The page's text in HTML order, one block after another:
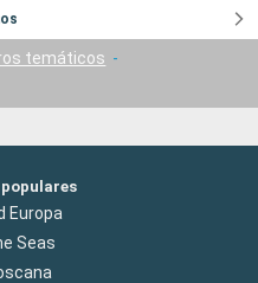
temáticos
Europa
Seas